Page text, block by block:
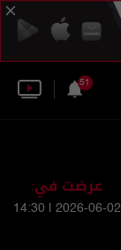
51
عرضت في:
2026-06-02 | 14:30